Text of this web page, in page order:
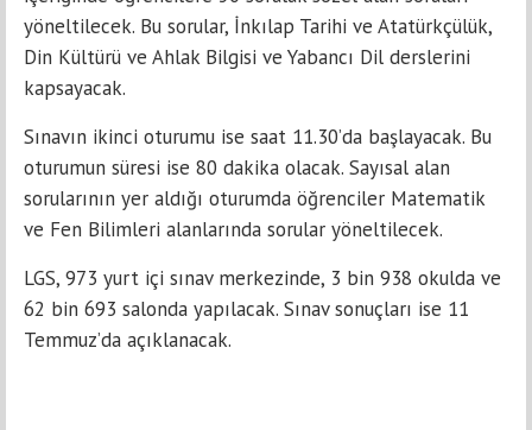
yöneltilecek. Bu sorular, İnkılap Tarihi ve Atatürkçülük,
Din Kültürü ve Ahlak Bilgisi ve Yabancı Dil derslerini
kapsayacak.
Sınavın ikinci oturumu ise saat 11.30’da başlayacak. Bu
oturumun süresi ise 80 dakika olacak. Sayısal alan
sorularının yer aldığı oturumda öğrenciler Matematik
ve Fen Bilimleri alanlarında sorular yöneltilecek.
LGS, 973 yurt içi sınav merkezinde, 3 bin 938 okulda ve
62 bin 693 salonda yapılacak. Sınav sonuçları ise 11
Temmuz’da açıklanacak.